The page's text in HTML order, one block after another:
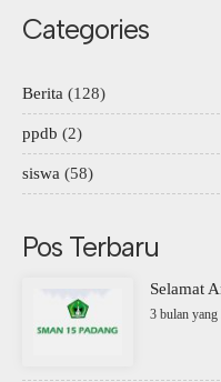
Categories
Berita (128)
ppdb (2)
siswa (58)
Pos Terbaru
Selamat
3 bulan yang